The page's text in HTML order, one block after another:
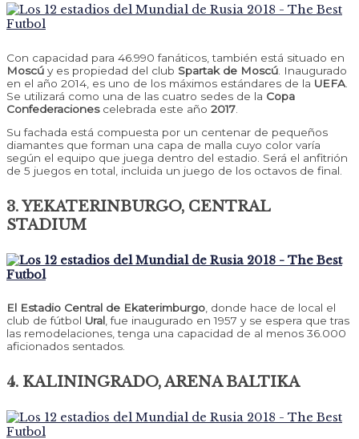
Con capacidad para 46.990 fanáticos, también está situado en
Moscú y es propiedad del club Spartak de Moscú . Inaugurado
en el año 2014, es uno de los máximos estándares de la UEFA
Se utilizará como una de las cuatro sedes de la Copa
Confederacionescelebrada este año 2017
Su fachada está compuesta por un centenar de pequeños
diamantes que forman una capa de malla cuyo color varía
según el equipo que juega dentro del estadio. Será el anfitrión
de 5 juegos en total, incluida un juego de los octavos de final.
3. YEKATERINBURGO, CENTRAL
STADIUM
El Estadio Central de Ekaterimburgo, donde hace de local el
club de fútbol Ural, fue inaugurado en 1957 y se espera que tras
las remodelaciones, tenga una capacidad de al menos 36.000
aficionados sentados.
4. KALININGRADO, ARENA BALTIKA